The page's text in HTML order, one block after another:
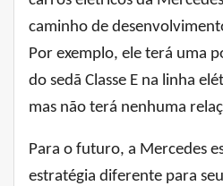
caminho de
Por exemplo, ele terá uma
do sedã Classe E na linha
mas não terá nenhuma
Para o futuro, a Mercedes
estratégia diferente para